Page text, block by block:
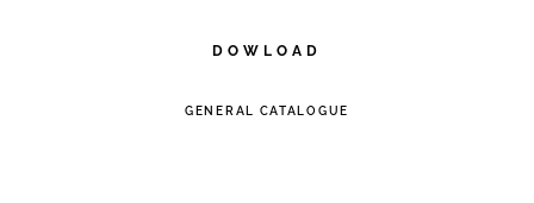
DOWLOAD
GENERAL CATALOGUE